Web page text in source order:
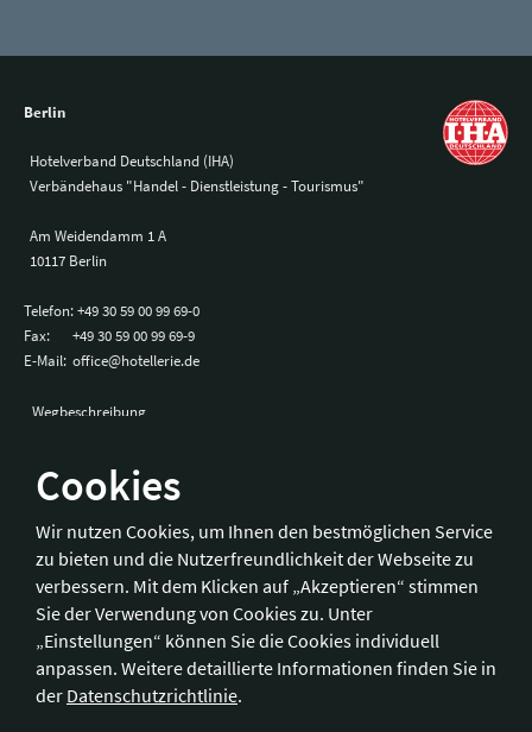
Cookies
Wir nutzen Cookies, um Ihnen den bestmöglichen Service
zu bieten und die Nutzerfreundlichkeit der Webseite zu
verbessern. Mit dem Klicken auf „Akzeptieren“ stimmen
Sie der Verwendung von Cookies zu. Unter
„Einstellungen“ können Sie die Cookies individuell
anpassen. Weitere detaillierte Informationen finden Sie in
der Datenschutzrichtlinie.
Berlin
Hotelverband Deutschland (IHA)
Verbändehaus "Handel - Dienstleistung - Tourismus"
Am Weidendamm 1 A
10117 Berlin
Telefon:+49 30 59 00 99 69-0
Fax:
+49 30 59 00 99 69-9
E-Mail: office@hotellerie.de
Wegbeschreibung
Hotelverband Deutschland (IHA) / IHA-Service GmbH
Kronprinzenstraße 37
53173 Bonn
Telefon:
Fax:
+49 228 92 39 29-9